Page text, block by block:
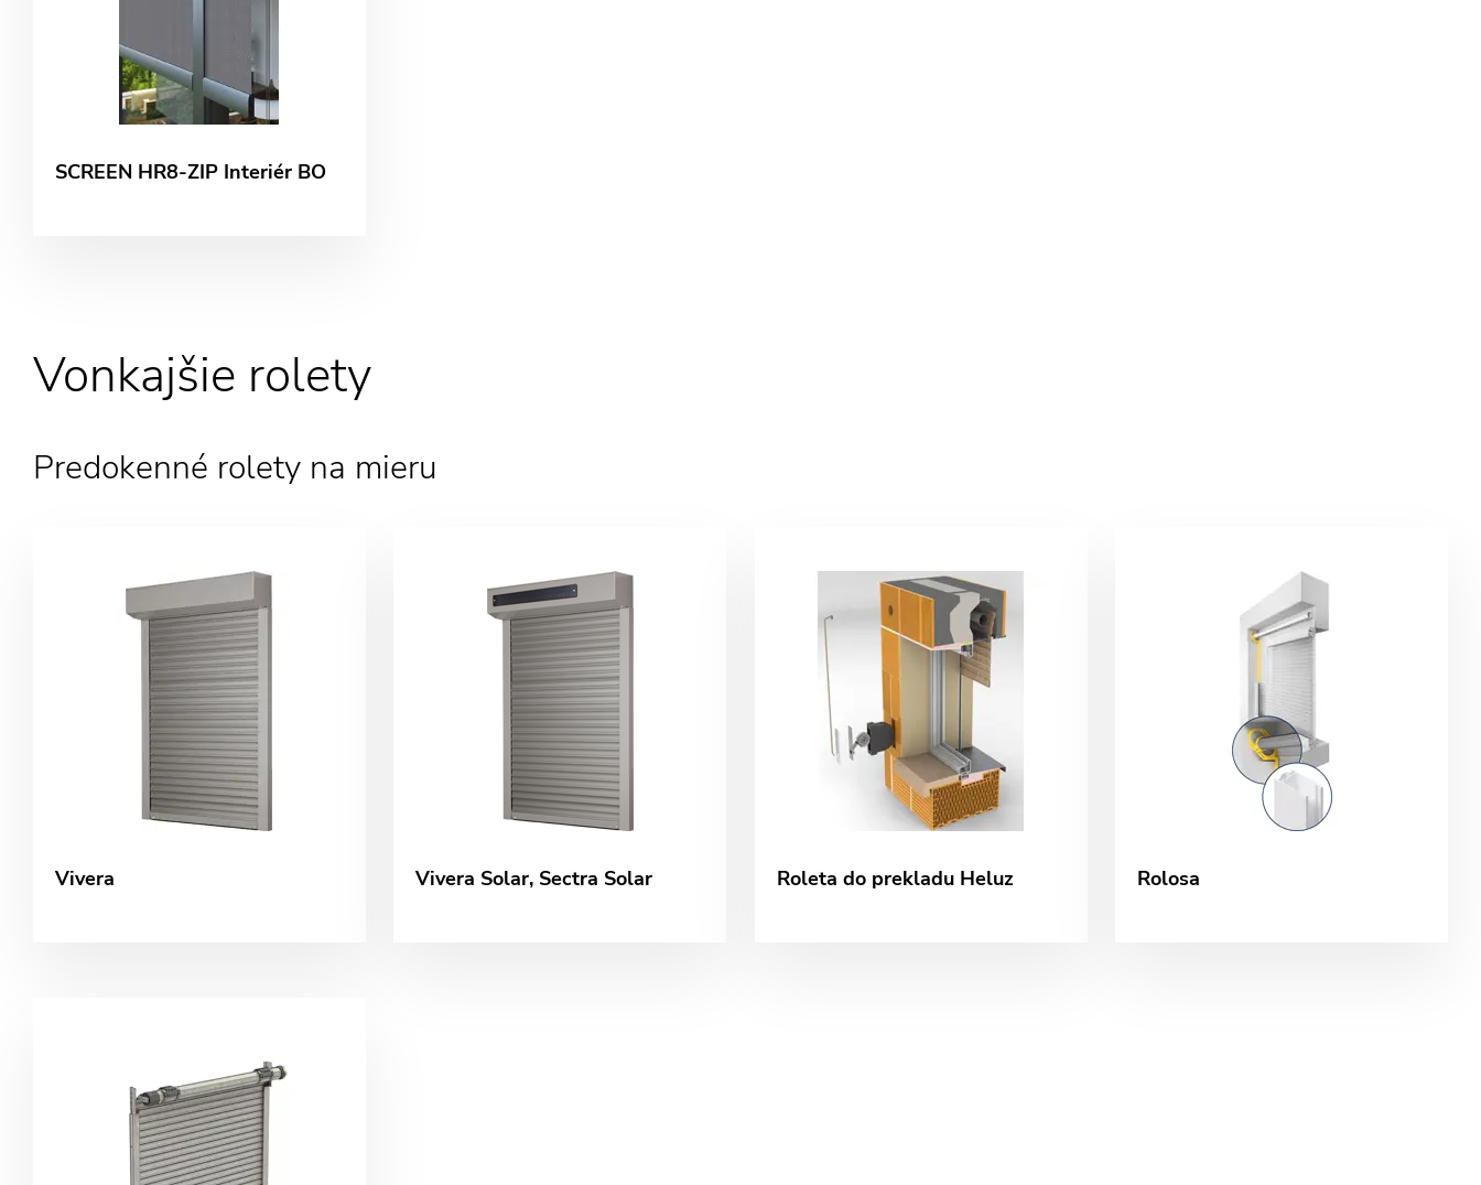
SCREEN HR8-ZIP Interiér BO
Vonkajšie rolety
Predokenné rolety na mieru
Vivera Vivera Solar, Sectra Solar Roleta do prekladu Heluz Rolosa